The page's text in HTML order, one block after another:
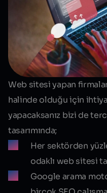
Web sitesi yapan
halinde olduğu için
yapacaksanız bizi de
tasarımında;
Her sektörden
odaklı web sitesi
Google arama